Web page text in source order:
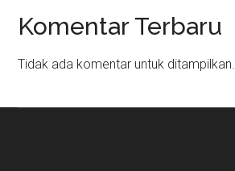
Komentar Terbaru
Tidak ada komentar untuk ditampilkan.